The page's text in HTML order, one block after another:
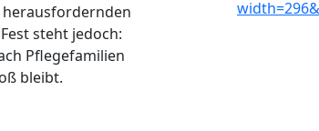
herausfordernden
steht jedoch:
Pflegefamilien
bleibt.